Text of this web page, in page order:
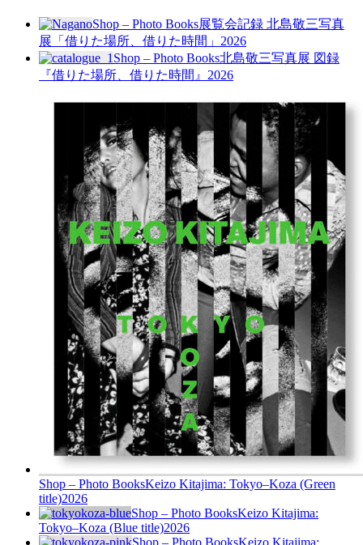
Shop – Photo Books展覧会記録 北島敬三写真
展「借りた場所、借りた時間」 2026
Shop – Photo Books北島敬三写真展 図録
『借りた場所、借りた時間』 2026
Shop – Photo BooksKeizo Kitajima: Tokyo–Koza (Green
title)2026
Shop – Photo BooksKeizo Kitajima:
Tokyo–Koza (Blue title)2026
Shop – Photo BooksKeizo Kitajima: